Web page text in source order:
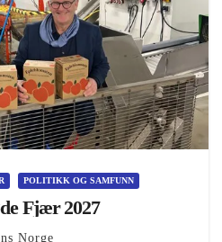
POLITIKK OG SAMFUNN
Fjær 2027
Norge